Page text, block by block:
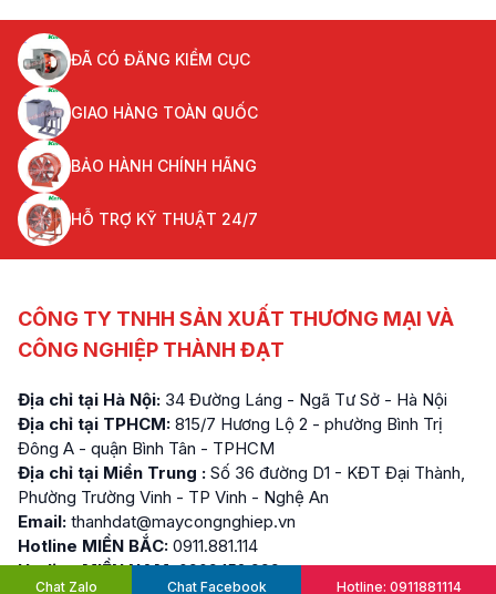
ĐÃ CÓ ĐĂNG KIỂM CỤC
GIAO HÀNG TOÀN QUỐC
BẢO HÀNH CHÍNH HÃNG
HỖ TRỢ KỸ THUẬT 24/7
CÔNG TY TNHH SẢN XUẤT THƯƠNG MẠI VÀ
CÔNG NGHIỆP THÀNH ĐẠT
Địa chỉ tại Hà Nội: 34 Đường Láng - Ngã Tư Sở - Hà Nội
Địa chỉ tại TPHCM: 815/7 Hương Lộ 2 - phường Bình Trị
Đông A - quận Bình Tân - TPHCM
Địa chỉ tại Miền Trung : Số 36 đường D1 - KĐT Đại Thành,
Phường Trường Vinh - TP Vinh - Nghệ An
Email: thanhdat@maycongnghiep.vn
Hotline MIỀN BẮC: 0911.881.114
Hotline MIỀN NAM: 0909.152.999
Chat Zalo Chat Facebook Hotline: 0911881114